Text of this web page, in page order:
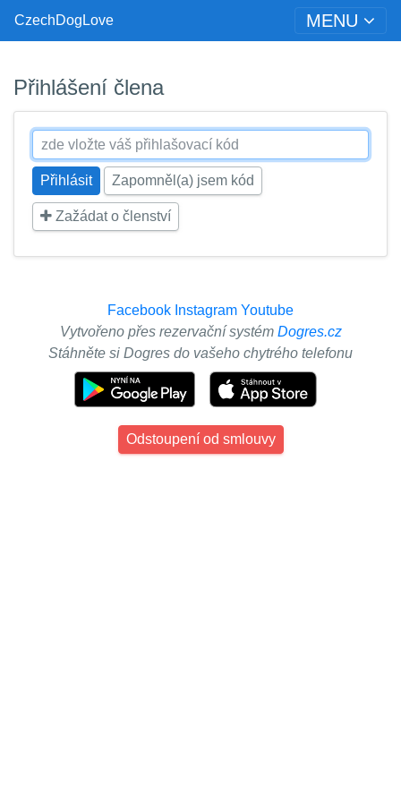
CzechDogLove MENU
Přihlášení člena
Zapomněl(a) jsem kód
Zažádat o členství
Facebook Instagram Youtube
Vytvořeno přes rezervační systém Dogres.cz
Stáhněte si Dogres do vašeho chytrého telefonu
Odstoupení od smlouvy